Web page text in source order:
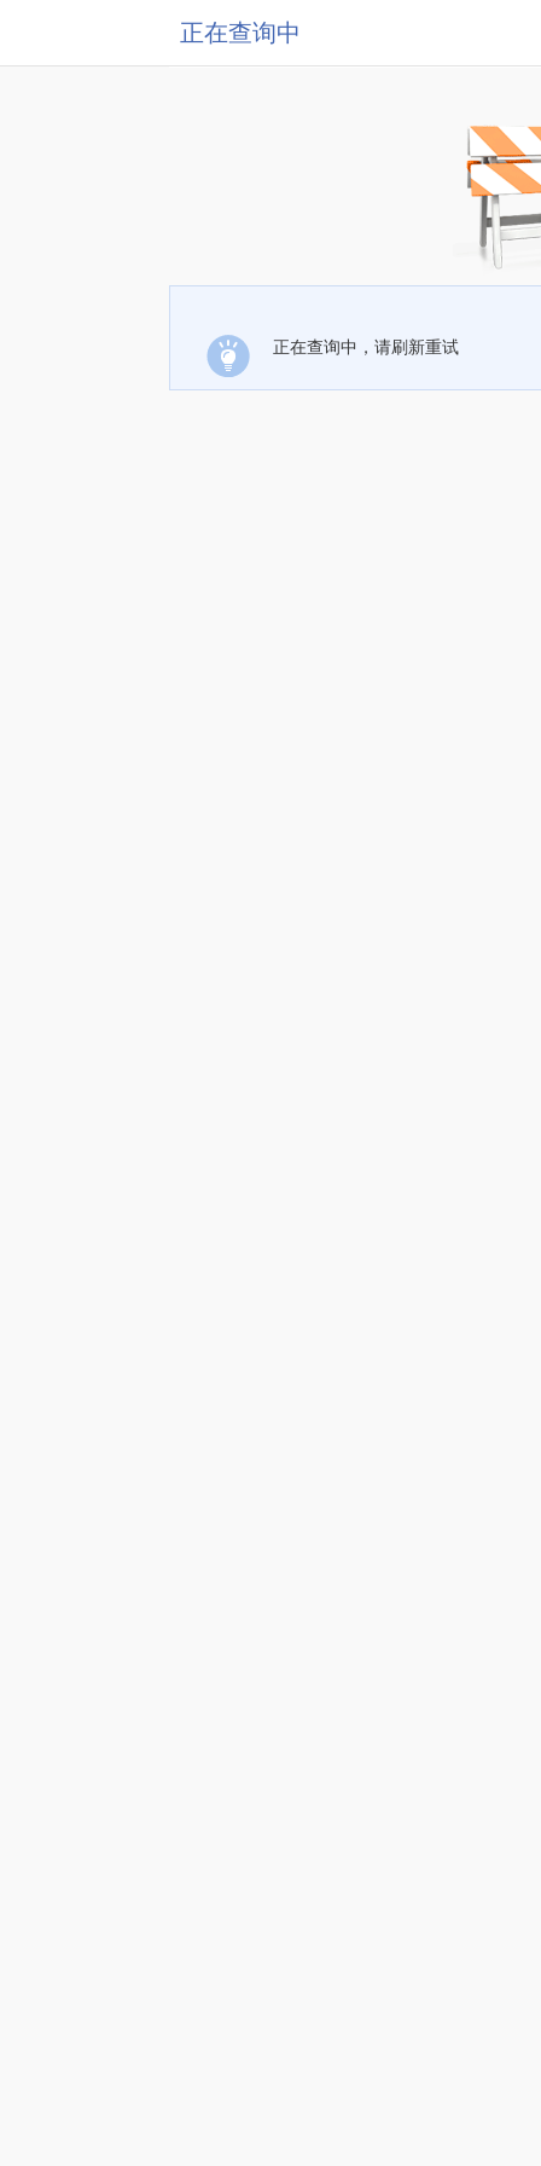
正在查询中
正在查询中，请刷新重试